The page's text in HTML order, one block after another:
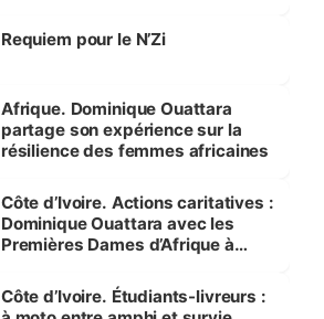
Requiem pour le N’Zi
Afrique. Dominique Ouattara
partage son expérience sur la
résilience des femmes africaines
Côte d’Ivoire. Actions caritatives :
Dominique Ouattara avec les
Premières Dames d’Afrique à
Côte d’Ivoire. Étudiants-livreurs :